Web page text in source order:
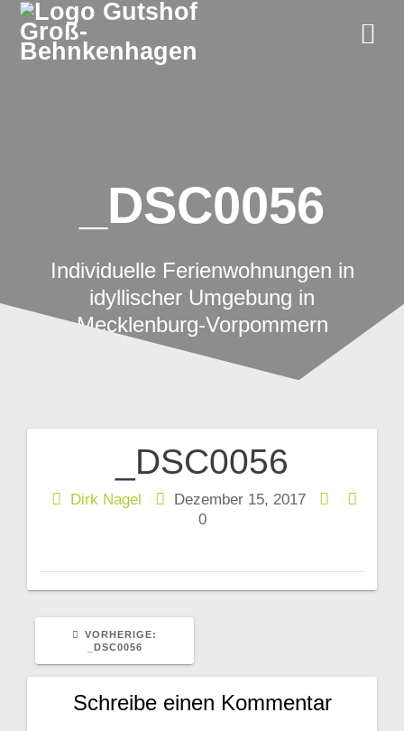
_DSC0056
Individuelle Ferienwohnungen in
idyllischer Umgebung in
Mecklenburg-Vorpommern
_DSC0056
Dirk Nagel
Dezember 15, 2017
0
Beitragsnavigation
VORHERIGE:
_DSC0056
Schreibe einen Kommentar